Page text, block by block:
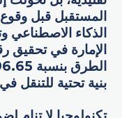
المستقبل قبل
الذكاء الاصطناعي
الإمارة في
بنية تحتية للتنقل